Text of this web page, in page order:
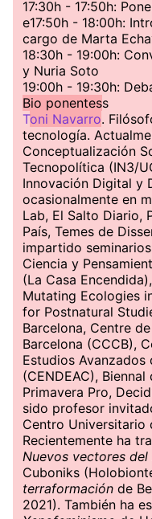
17:30h - 17:50h:
e17:50h - 18:00h:
cargo de Marta
18:30h - 19:00h:
y Nuria Soto
19:00h - 19:30h:
Bio ponentess
Toni Navarro.
tecnología.
Conceptualización
Tecnopolítica (IN3/
Innovación Digital y
ocasionalmente en
Lab, El Salto Diario,
País, Temes de
impartido
Ciencia y
(La Casa
Mutating Ecologies
for Postnatural
Barcelona, Centre
Barcelona (CCCB),
Estudios
(CENDEAC),
Primavera Pro,
sido profesor
Centro Universitario
Recientemente ha
Nuevos vectores
Cuboniks
terraformación de
2021). También ha